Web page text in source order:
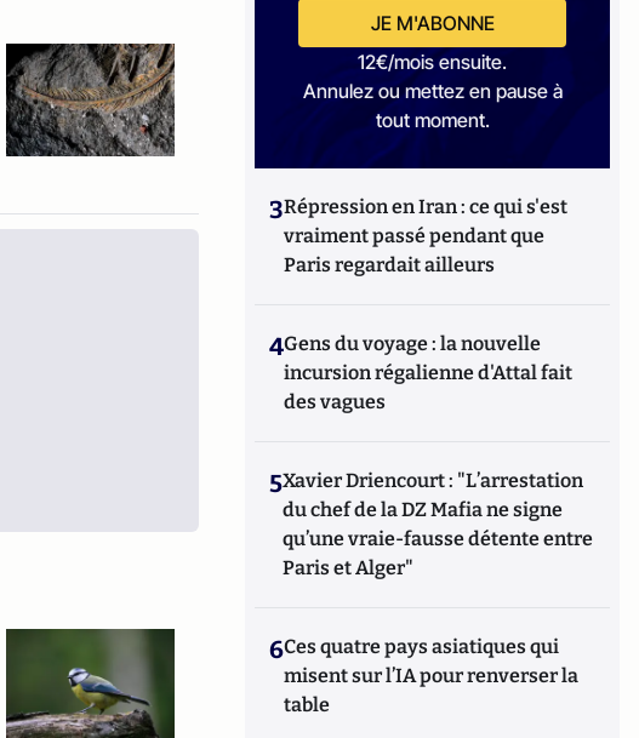
JE M'ABONNE
12€/mois ensuite.
Annulez ou mettez en pause à
tout moment.
3Répression en Iran : ce qui s'est
vraiment passé pendant que
Paris regardait ailleurs
4Gens du voyage : la nouvelle
incursion régalienne d'Attal fait
des vagues
5Xavier Driencourt : "L’arrestation
du chef de la DZ Mafia ne signe
qu’une vraie-fausse détente entre
Paris et Alger"
6Ces quatre pays asiatiques qui
misent sur l’IA pour renverser la
table